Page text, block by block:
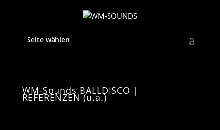
Seite wählen
WM-Sounds BALLDISCO |
REFERENZEN (u.a.)